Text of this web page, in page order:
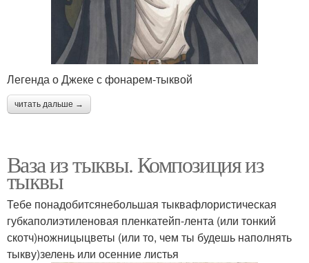
Легенда о Джеке с фонарем-тыквой
читать дальше →
Ваза из тыквы. Композиция из
тыквы
Тебе понадобитсянебольшая тыквафлористическая
губкаполиэтиленовая пленкатейп-лента (или тонкий
скотч)ножницыцветы (или то, чем ты будешь наполнять
тыкву)зелень или осенние листья